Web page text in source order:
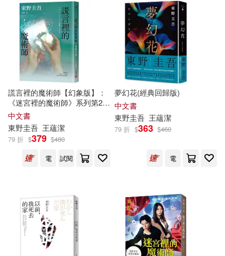
謊言裡的魔術師【幻象版】：
《迷宮裡的魔術師》系列第2
彈!系列銷售累計突破70萬冊!
中文書
東野圭吾 王蘊潔
79 折 $379 $480
電
試閱
夢幻花(經典回歸版)
中文書
東野圭吾 王蘊潔
79 折 $363 $460
電